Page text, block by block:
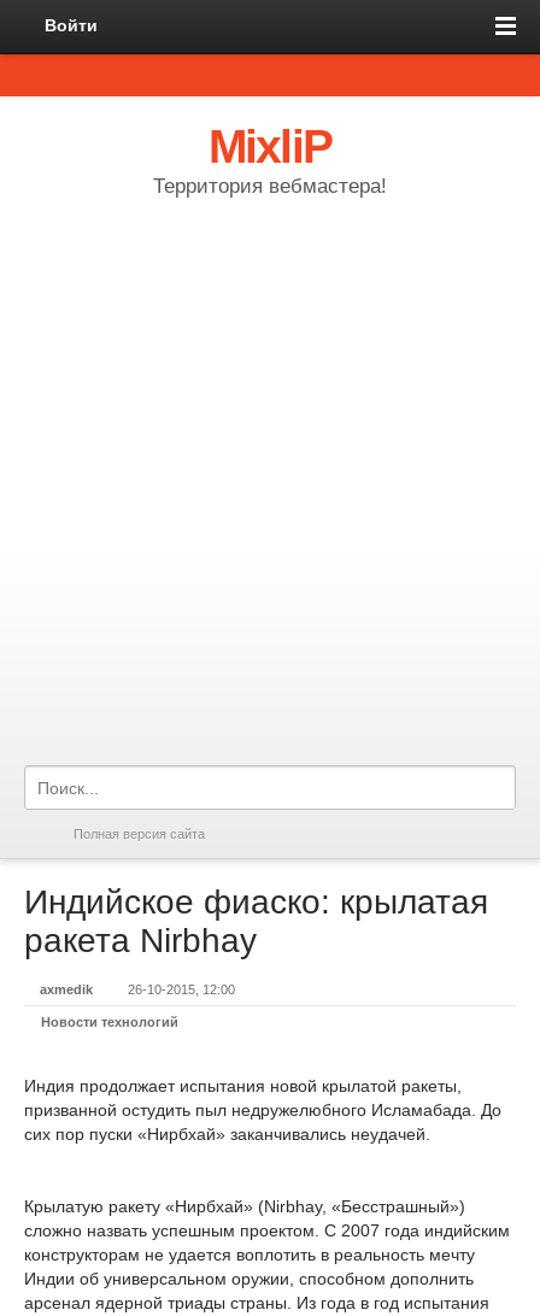
Войти
MixliP
Территория вебмастера!
Полная версия сайта
Индийское фиаско: крылатая
ракета Nirbhay
axmedik 26-10-2015, 12:00
Новости технологий
Индия продолжает испытания новой крылатой ракеты,
призванной остудить пыл недружелюбного Исламабада. До
сих пор пуски «Нирбхай» заканчивались неудачей.
Крылатую ракету «Нирбхай» (Nirbhay, «Бесстрашный»)
сложно назвать успешным проектом. С 2007 года индийским
конcтрукторам не удается воплотить в реальность мечту
Индии об универсальном оружии, способном дополнить
арсенал ядерной триады страны. Из года в год испытания